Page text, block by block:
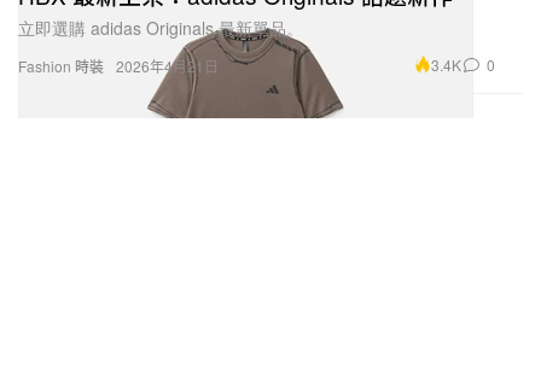
Fashion 時裝
立即選購 adidas Originals 最新單品。
2026年4月21日 3.4K 0